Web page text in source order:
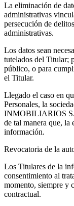
La eliminación de
administrativas
persecución de
administrativas.
Los datos sean
tutelados del Titular;
público, o para
el Titular.
Llegado el caso en
Personales, la
INMOBILIARIOS
de tal manera que, la
información.
Revocatoria de la
Los Titulares de la
consentimiento al
momento, siempre y
contractual.